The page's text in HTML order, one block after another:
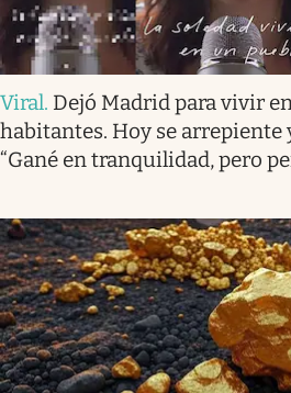
Viral. Dejó Madrid para vivir
habitantes. Hoy se arrepiente
“Gané en tranquilidad, pero